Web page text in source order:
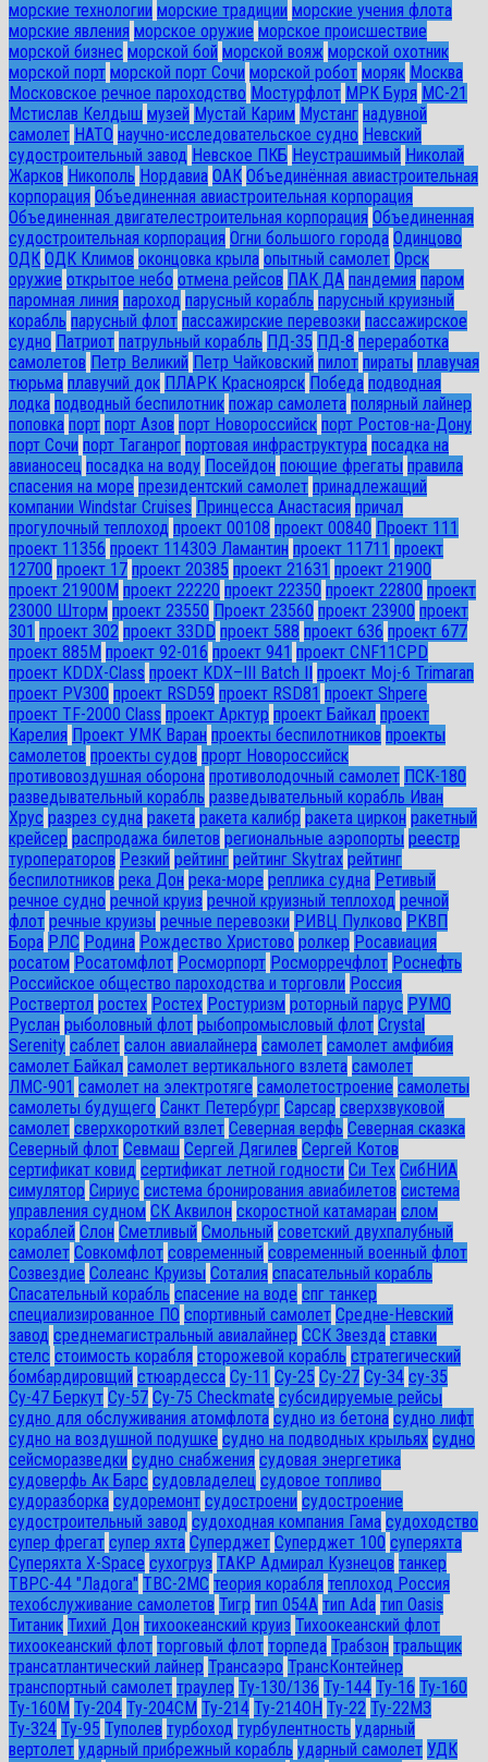
морские технологии морские традиции морские учения флота
морские явления морское оружие морское происшествие
морской бизнес морской бой морской вояж морской охотник
морской порт морской порт Сочи морской робот моряк Москва
Московское речное пароходство Мостурфлот МРК Буря МС-21
Мстислав Келдыш музей Мустай Карим Мустанг надувной
самолет НАТО научно-исследовательское судно Невский
судостроительный завод Невское ПКБ Неустрашимый Николай
Жарков Никополь Нордавиа ОАК Объединённая авиастроительная
корпорация Объединенная авиастроительная корпорация
Объединенная двигателестроительная корпорация Объединенная
судостроительная корпорация Огни большого города Одинцово
ОДК ОДК Климов оконцовка крыла опытный самолет Орск
оружие открытое небо отмена рейсов ПАК ДА пандемия паром
паромная линия пароход парусный корабль парусный круизный
корабль парусный флот пассажирские перевозки пассажирское
судно Патриот патрульный корабль ПД-35 ПД-8 переработка
самолетов Петр Великий Петр Чайковский пилот пираты плавучая
тюрьма плавучий док ПЛАРК Красноярск Победа подводная
лодка подводный беспилотник пожар самолета полярный лайнер
поповка порт порт Азов порт Новороссийск порт Ростов-на-Дону
порт Сочи порт Таганрог портовая инфраструктура посадка на
авианосец посадка на воду Посейдон поющие фрегаты правила
спасения на море президентский самолет принадлежащий
компании Windstar Cruises Принцесса Анастасия причал
прогулочный теплоход проект 00108 проект 00840 Проект 111
проект 11356 проект 11430Э Ламантин проект 11711 проект
12700 проект 17 проект 20385 проект 21631 проект 21900
проект 21900М проект 22220 проект 22350 проект 22800 проект
23000 Шторм проект 23550 Проект 23560 проект 23900 проект
301 проект 302 проект 33DD проект 588 проект 636 проект 677
проект 885М проект 92-016 проект 941 проект CNF11CPD
проект KDDX-Class проект KDX–III Batch II
проект Moj-6 Trimaran
проект PV300 проект RSD59 проект RSD81 проект Shpere
проект TF-2000 Class проект Арктур проект Байкал проект
Карелия Проект УМК Варан проекты беспилотников проекты
самолетов проекты судов прорт Новороссийск
противовоздушная оборона противолодочный самолет ПСК-180
разведывательный корабль разведывательный корабль Иван
Хрус разрез судна ракета ракета калибр ракета циркон ракетный
крейсер распродажа билетов региональные аэропорты реестр
туроператоров Резкий рейтинг рейтинг Skytrax рейтинг
беспилотников река Дон река-море реплика судна Ретивый
речное судно речной круиз речной круизный теплоход речной
флот речные круизы речные перевозки РИВЦ Пулково РКВП
Бора РЛС Родина Рождество Христово ролкер Росавиация
росатом Росатомфлот Росморпорт Росморречфлот Роснефть
Российское общество пароходства и торговли Россия
Роствертол ростех Ростех Ростуризм роторный парус РУМО
Руслан рыболовный флот рыбопромысловый флот Сrystal
Serenity саблет салон авиалайнера самолет самолет амфибия
самолет Байкал самолет вертикального взлета самолет
ЛМС-901 самолет на электротяге самолетостроение самолеты
самолеты будущего Санкт Петербург Сарсар сверхзвуковой
самолет сверхкороткий взлет Северная верфь Северная сказка
Северный флот Севмаш Сергей Дягилев Сергей Котов
сертификат ковид сертификат летной годности Си Тех СибНИА
симулятор Сириус система бронирования авиабилетов система
управления судном СК Аквилон скоростной катамаран слом
кораблей Слон Сметливый Смольный советский двухпалубный
самолет Совкомфлот современный современный военный флот
Созвездие Солеанс Круизы Соталия спасательный корабль
Спасательный корабль спасение на воде спг танкер
специализированное ПО спортивный самолет Средне-Невский
завод среднемагистральный авиалайнер ССК Звезда ставки
стелс стоимость корабля сторожевой корабль стратегический
бомбардировщий стюардесса Су-11 Су-25 Су-27 Су-34 су-35
Су-47 Беркут Су-57 Су-75 Checkmate субсидируемые рейсы
судно для обслуживания атомфлота судно из бетона судно лифт
судно на воздушной подушке судно на подводных крыльях судно
сейсморазведки судно снабжения судовая энергетика
судоверфь Ак Барс судовладелец судовое топливо
судоразборка судоремонт судостроени судостроение
судостроительный завод судоходная компания Гама судоходство
супер фрегат супер яхта Суперджет Суперджет 100 суперяхта
Суперяхта X-Space сухогруз ТАКР Адмирал Кузнецов танкер
ТВРС-44 "Ладога" ТВС-2МС теория корабля теплоход Россия
техобслуживание самолетов Тигр тип 054А тип Ada тип Oasis
Титаник Тихий Дон тихоокеанский круиз Тихоокеанский флот
тихоокеанский флот торговый флот торпеда Трабзон тральщик
трансатлантический лайнер Трансаэро ТрансКонтейнер
транспортный самолет траулер Ту-130/136 Ту-144 Ту-16 Ту-160
Ту-160М Ту-204 Ту-204СМ Ту-214 Ту-214ОН Ту-22 Ту-22М3
Ту-324 Ту-95 Туполев турбоход турбулентность ударный
вертолет ударный прибрежный корабль ударный самолет УДК